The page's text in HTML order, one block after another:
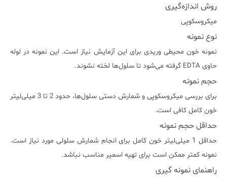
روش اندازه‌گیری
میکروسکوپی
نوع نمونه
نمونه خون محیطی وریدی برای این آزمایش نیاز است. این نمونه در لوله
حاوی EDTA گرفته می‌شود تا سلول‌ها لخته نشوند.
حجم نمونه
برای بررسی میکروسکوپی و شمارش دستی سلول‌ها، حدود 2 تا 3 میلی‌لیتر
خون کامل کافی است.
حداقل حجم نمونه
حداقل 1 میلی‌لیتر خون کامل برای انجام شمارش سلولی مورد نیاز است.
نمونه کمتر ممکن است برای تهیه اسمیر مناسب نباشد.
راهنمای نمونه گیری